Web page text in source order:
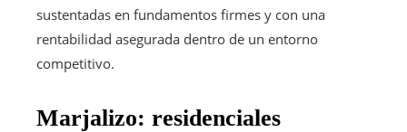
sustentadas en fundamentos firmes y con una
rentabilidad asegurada dentro de un entorno
competitivo.
Marjalizo: residenciales